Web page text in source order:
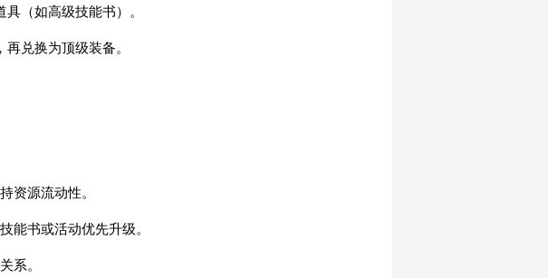
（如高级技能书）。
兑换为顶级装备。
资源流动性。
能书或活动优先升级。
系。